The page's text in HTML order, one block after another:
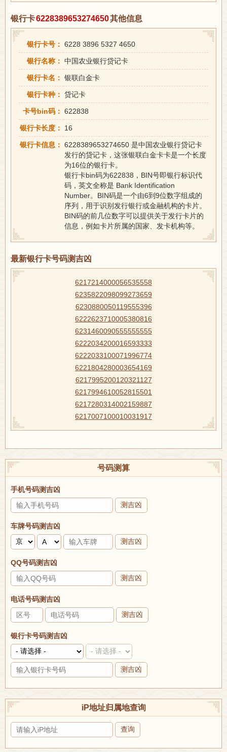
银行卡6228389653274650其他信息
银行卡号： 6228 3896 5327 4650
银行名称： 中国农业银行贷记卡
银行卡名： 银联白金卡
银行卡种： 贷记卡
卡号bin码： 622838
银行卡长度： 16
银行卡信息： 6228389653274650 是中国农业银行贷记卡
发行的贷记卡，这张银联白金卡卡是一个长度
为16位的银行卡。
银行卡bin码为622838，BIN号即银行标识代
码，英文全称是 Bank Identification
Number。BIN码是一个由6到9位数字组成的
序列，用于识别发行银行或金融机构的卡片。
BIN码的前几位数字可以提供关于发行卡片的
信息，例如卡片所属的国家、发卡机构等。
最新银行卡号码测吉凶
6217214000056535558
6235822098099273659
6230880050119555396
6222623710005380816
6231460090555555555
6222034200016593333
6222033100071996774
6221804280003654169
6217995200120321127
6217994610052815501
6217280314002159887
6217007100010031917
号码测算
手机号码测吉凶
测吉凶
车牌号码测吉凶
测吉凶
QQ号码测吉凶
测吉凶
电话号码测吉凶
测吉凶
银行卡号码测吉凶
测吉凶
iP地址归属地查询
查询